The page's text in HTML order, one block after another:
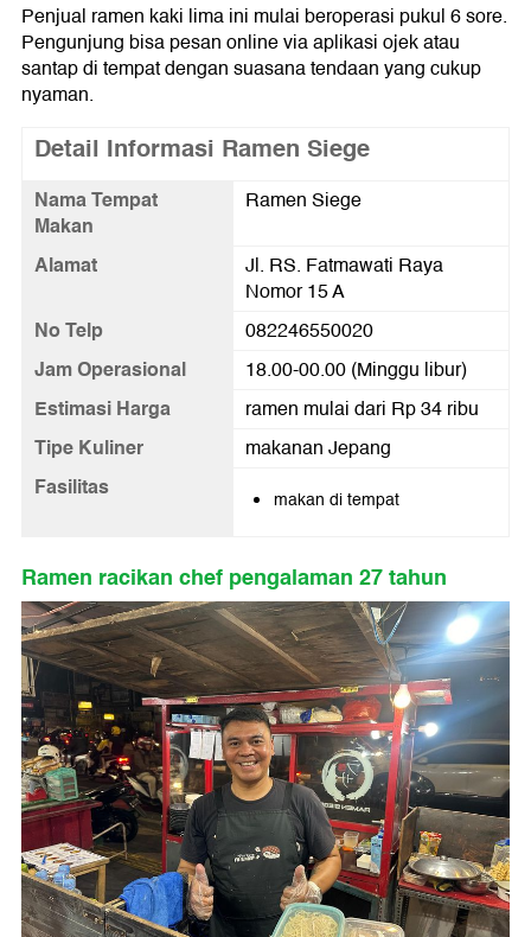
Penjual ramen kaki lima ini mulai beroperasi pukul 6 sore.
Pengunjung bisa pesan online via aplikasi ojek atau
santap di tempat dengan suasana tendaan yang cukup
nyaman.
Detail Informasi Ramen Siege
Nama Tempat
Makan
Ramen Siege
Alamat
Jl. RS. Fatmawati Raya
Nomor 15 A
No Telp 082246550020
Jam Operasional 18.00-00.00 (Minggu libur)
Estimasi Harga ramen mulai dari Rp 34 ribu
Tipe Kuliner makanan Jepang
Fasilitas makan di tempat
Ramen racikan chef pengalaman 27 tahun